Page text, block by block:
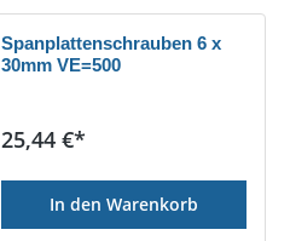
Spanplattenschrauben 6 x
30mm VE=500
Regulärer Preis:
25,44 €*
In den Warenkorb